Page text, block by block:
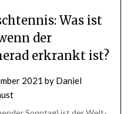
Was ist
der
erkrankt ist?
2021 by Daniel